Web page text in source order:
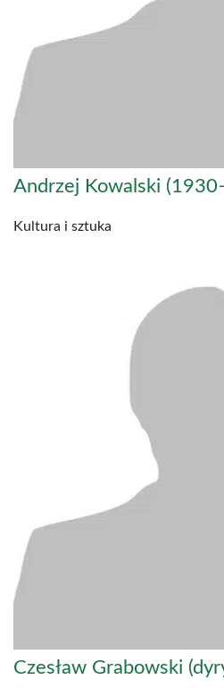
Andrzej Kowalski
Kultura i sztuka
Czesław Grabowski